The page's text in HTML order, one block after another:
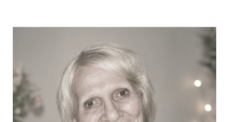
Aesseloos August